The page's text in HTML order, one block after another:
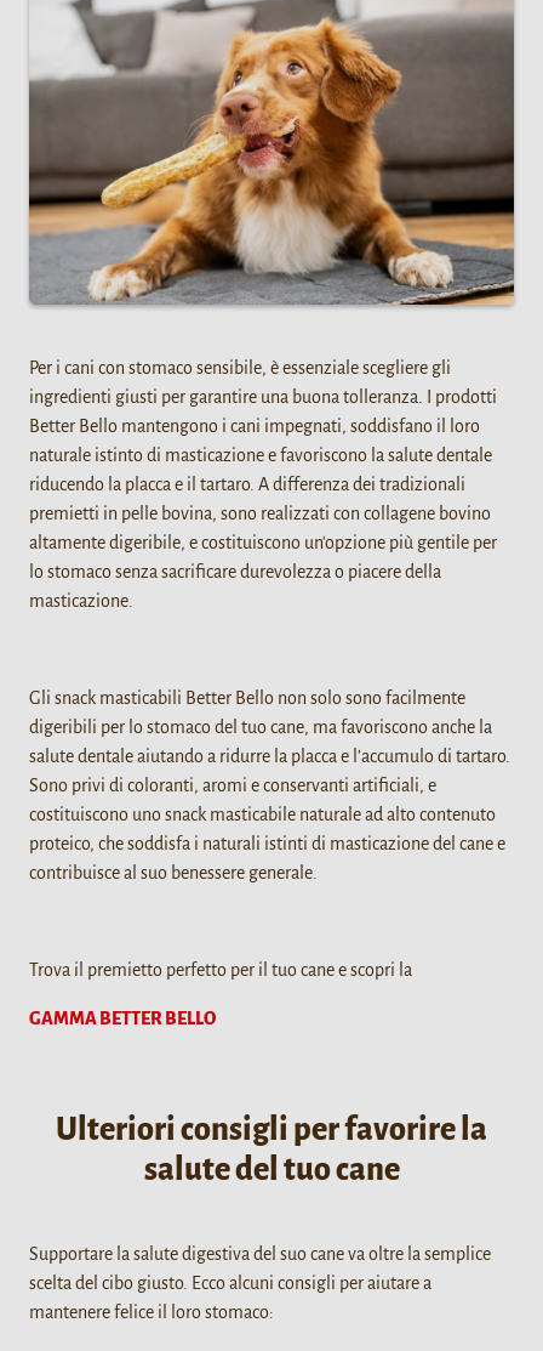
Per i cani con stomaco sensibile, è essenziale scegliere gli
ingredienti giusti per garantire una buona tolleranza. I prodotti
Better Bello mantengono i cani impegnati, soddisfano il loro
naturale istinto di masticazione e favoriscono la salute dentale
riducendo la placca e il tartaro. A differenza dei tradizionali
premietti in pelle bovina, sono realizzati con collagene bovino
altamente digeribile, e costituiscono un'opzione più gentile per
lo stomaco senza sacrificare durevolezza o piacere della
masticazione.
Gli snack masticabili Better Bello non solo sono facilmente
digeribili per lo stomaco del tuo cane, ma favoriscono anche la
salute dentale aiutando a ridurre la placca e l'accumulo di tartaro.
Sono privi di coloranti, aromi e conservanti artificiali, e
costituiscono uno snack masticabile naturale ad alto contenuto
proteico, che soddisfa i naturali istinti di masticazione del cane e
contribuisce al suo benessere generale.
Trova il premietto perfetto per il tuo cane e scopri la
GAMMA BETTER BELLO
Ulteriori consigli per favorire la
salute del tuo cane
Supportare la salute digestiva del suo cane va oltre la semplice
scelta del cibo giusto. Ecco alcuni consigli per aiutare a
mantenere felice il loro stomaco: